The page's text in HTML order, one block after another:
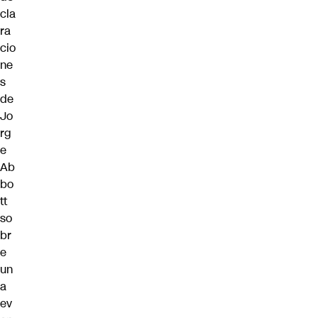
cla
ra
cio
ne
s
de
Jo
rg
e
Ab
bo
tt
so
br
e
un
a
ev